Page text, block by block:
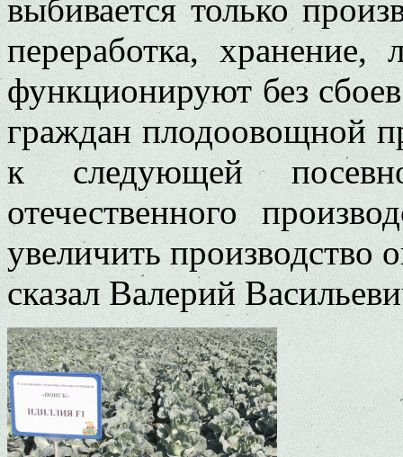
выбивается только
переработка, хранение,
функционируют без
граждан плодоовощной
к следующей
отечественного
увеличить производство
сказал Валерий